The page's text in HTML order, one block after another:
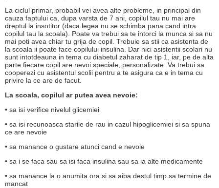
La ciclul primar, probabil vei avea alte probleme, in principal din
cauza faptului ca, dupa varsta de 7 ani, copilul tau nu mai are
dreptul la insotitor (daca legea nu se schimba pana cand intra
copilul tau la scoala). Poate va trebui sa te intorci la munca si sa nu
mai poti avea chiar tu grija de copil. Trebuie sa stii ca asistenta de
la scoala ii poate face copilului insulina. Dar nici asistentii scolari nu
sunt intotdeauna in tema cu diabetul zaharat de tip 1, iar, pe de alta
parte fiecare copil are nevoi speciale, personalizate. Va trebui sa
cooperezi cu asistentul scolii pentru a te asigura ca e in tema cu
privire la ce are de facut.
La scoala, copilul ar putea avea nevoie:
• sa isi verifice nivelul glicemiei
• sa isi recunoasca starile de rau in cazul hipoglicemiei si sa spuna
ce are nevoie
• sa manance o gustare atunci cand e nevoie
• sa i se faca sau sa isi faca insulina sau sa ia alte medicamente
• sa manance la o anumita ora si sa aiba destul timp sa termine de
mancat